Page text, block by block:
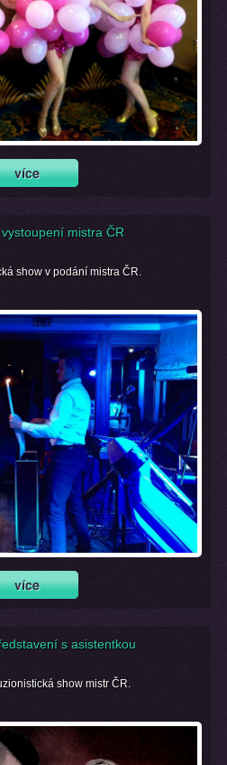
mistra ČR
show v podání mistra ČR.
s asistentkou
show mistr ČR.